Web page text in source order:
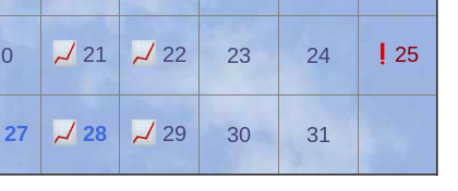
21 22 23 24 25
27 28 29 30 31